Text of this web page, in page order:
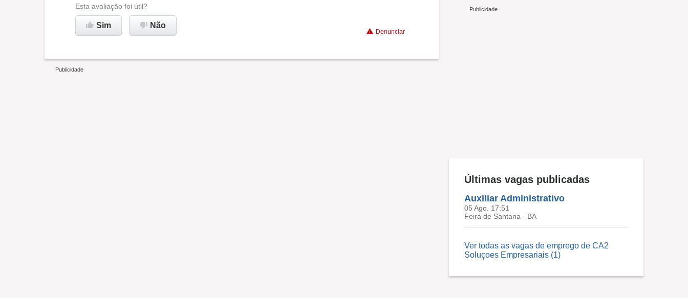
Ambiente de trabalho
Recomenda esta empresa
Esta avaliação foi útil?
Sim Não
Denunciar
Últimas vagas publicadas
Auxiliar Administrativo
05 Ago. 17:51
Feira de Santana - BA
Ver todas as vagas de emprego de CA2
Soluçoes Empresariais (1)